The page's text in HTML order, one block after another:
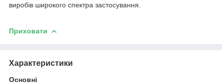
виробів широкого спектра застосування.
Приховати
Характеристики
Основні